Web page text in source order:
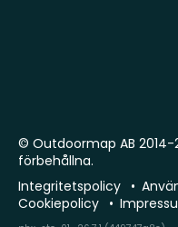
© Outdoormap AB
förbehållna.
Integritetspolicy
Cookiepolicy